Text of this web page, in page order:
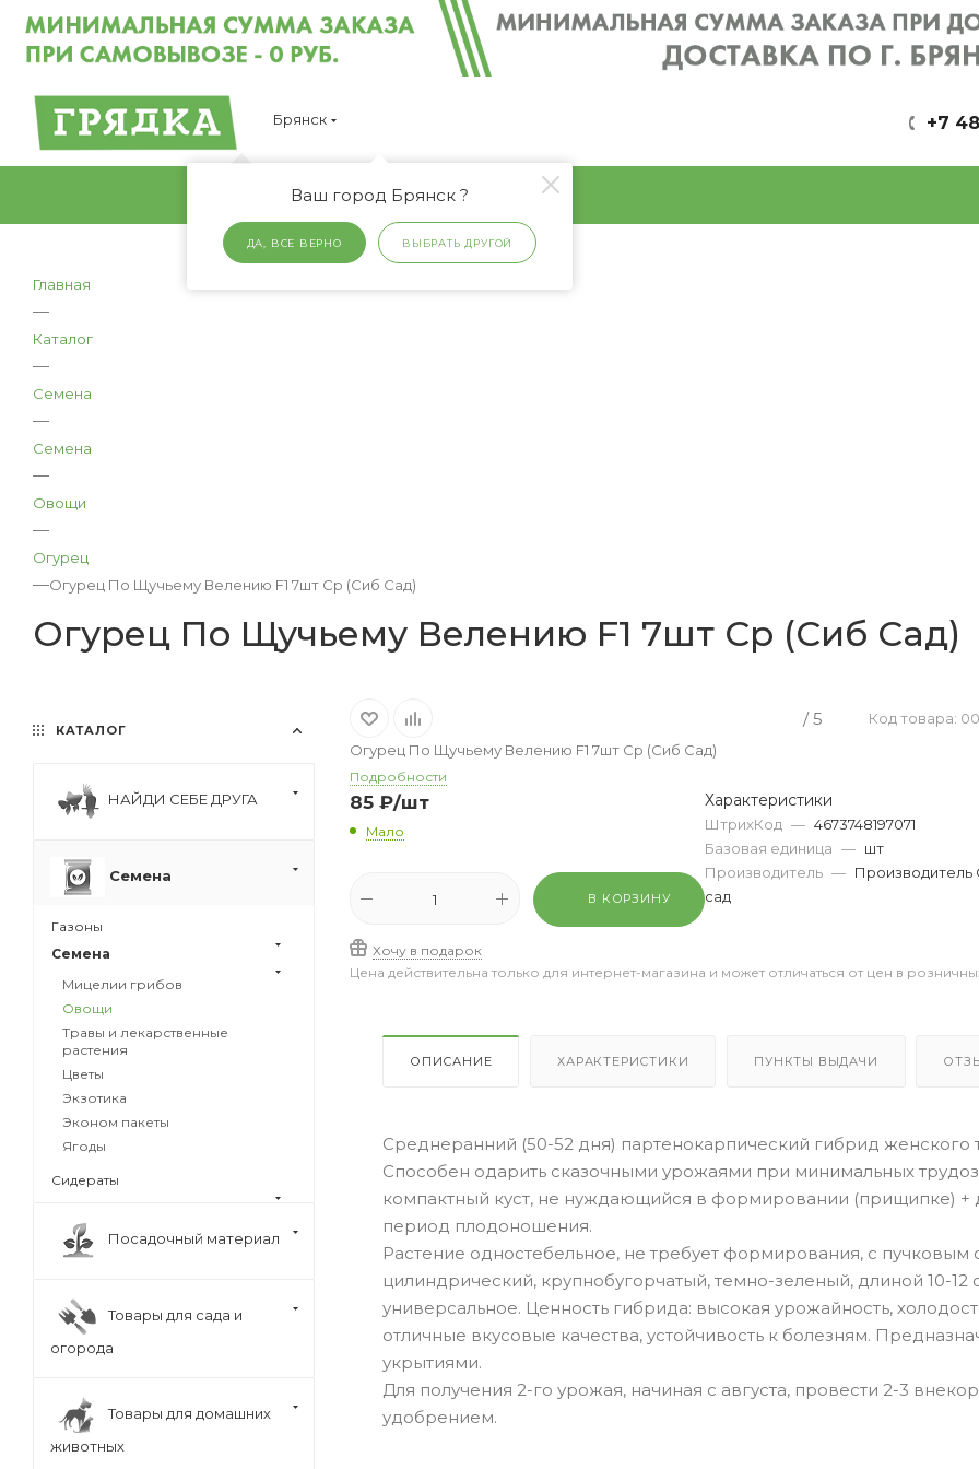
Брянск
Ваш город Брянск ?
ДА, ВСЕ ВЕРНО ВЫБРАТЬ ДРУГОЙ
+7
Главная
—
Каталог
—
Семена
—
Семена
—
Овощи
—
Огурец
—Огурец По Щучьему Велению F1 7шт Ср (Сиб Сад)
Огурец По Щучьему Велению F1 7шт Ср (Сиб Сад)
/ 5
Код товара:
Огурец По Щучьему Велению F1 7шт Ср (Сиб Сад)
Подробности
85 ₽/шт
Мало
В КОРЗИНУ
Хочу в подарок
Характеристики
ШтрихКод — 4673748197071
Базовая единица — шт
Производитель — Производитель
сад
Цена действительна только для интернет-магазина и может отличаться от цен в
ОПИСАНИЕ ХАРАКТЕРИСТИКИ ПУНКТЫ ВЫДАЧИ
Среднеранний (50-52 дня) партенокарпический гибрид
Способен одарить сказочными урожаями при минимальных
компактный куст, не нуждающийся в формировании (прищипке) +
период плодоношения.
Растение одностебельное, не требует формирования, с пучковым
цилиндрический, крупнобугорчатый, темно-зеленый, длиной 10-12
универсальное. Ценность гибрида: высокая урожайность,
отличные вкусовые качества, устойчивость к болезням.
укрытиями.
Для получения 2-го урожая, начиная с августа, провести 2-3
удобрением.
КАТАЛОГ
НАЙДИ СЕБЕ ДРУГА
Семена
Газоны
Семена
Мицелии грибов
Овощи
Травы и лекарственные
растения
Цветы
Экзотика
Эконом пакеты
Ягоды
Сидераты
Посадочный материал
Товары для сада и
огорода
Товары для домашних
животных